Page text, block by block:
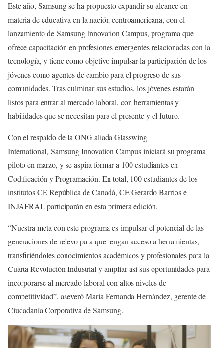
Este año, Samsung se ha propuesto expandir su alcance en
materia de educativa en la nación centroamericana, con el
lanzamiento de Samsung Innovation Campus, programa que
ofrece capacitación en profesiones emergentes relacionadas con la
tecnología, y tiene como objetivo impulsar la participación de los
jóvenes como agentes de cambio para el progreso de sus
comunidades. Tras culminar sus estudios, los jóvenes estarán
listos para entrar al mercado laboral, con herramientas y
habilidades que se necesitan para el presente y el futuro.
Con el respaldo de la ONG aliada Glasswing
International, Samsung Innovation Campus iniciará su programa
piloto en marzo, y se aspira formar a 100 estudiantes en
Codificación y Programación. En total, 100 estudiantes de los
institutos CE República de Canadá, CE Gerardo Barrios e
INJAFRAL participarán en esta primera edición.
“Nuestra meta con este programa es impulsar el potencial de las
generaciones de relevo para que tengan acceso a herramientas,
transfiriéndoles conocimientos académicos y profesionales para la
Cuarta Revolución Industrial y ampliar así sus oportunidades para
incorporarse al mercado laboral con altos niveles de
competitividad”, aseveró María Fernanda Hernández, gerente de
Ciudadanía Corporativa de Samsung.